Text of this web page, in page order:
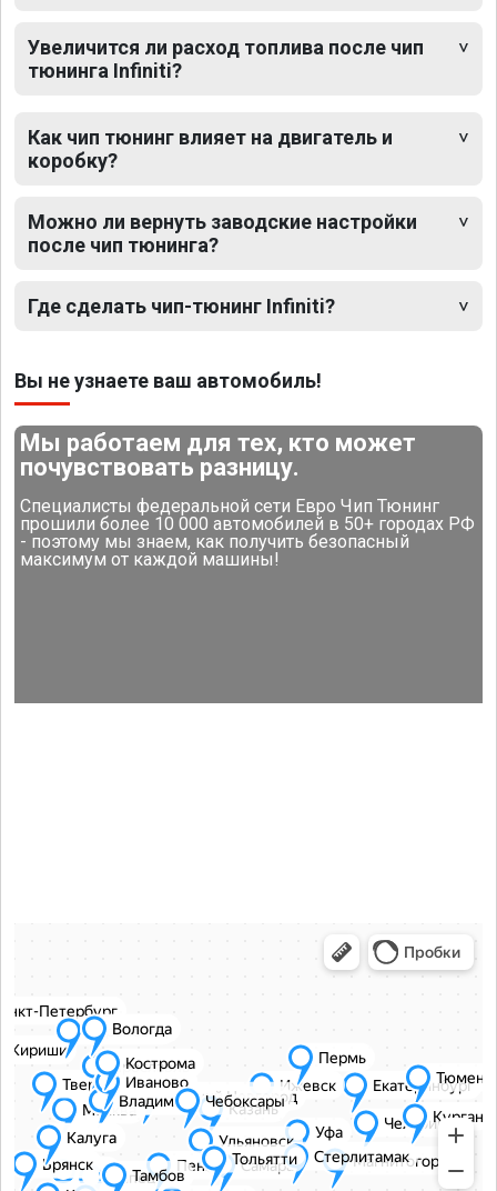
Увеличится ли расход топлива после чип
тюнинга Infiniti?
Как чип тюнинг влияет на двигатель и
коробку?
Можно ли вернуть заводские настройки
после чип тюнинга?
Где сделать чип-тюнинг Infiniti?
Вы не узнаете ваш автомобиль!
Мы работаем для тех, кто может
почувствовать разницу.
Специалисты федеральной сети Евро Чип Тюнинг
прошили более 10 000 автомобилей в 50+ городах РФ
- поэтому мы знаем, как получить безопасный
максимум от каждой машины!